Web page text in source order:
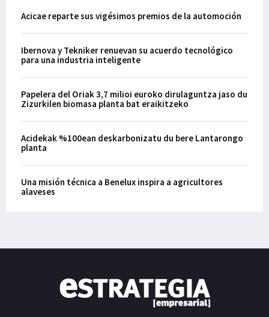
Acicae reparte sus vigésimos premios de la automoción
Ibernova y Tekniker renuevan su acuerdo tecnológico
para una industria inteligente
Papelera del Oriak 3,7 milioi euroko dirulaguntza jaso du
Zizurkilen biomasa planta bat eraikitzeko
Acidekak %100ean deskarbonizatu du bere Lantarongo
planta
Una misión técnica a Benelux inspira a agricultores
alaveses